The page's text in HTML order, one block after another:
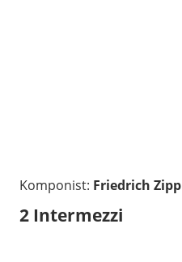
Komponist: Friedrich Zipp
2 Intermezzi